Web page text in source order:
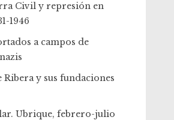
Civil y represión en
1946
a campos de
Ribera y sus fundaciones
Ubrique, febrero-julio